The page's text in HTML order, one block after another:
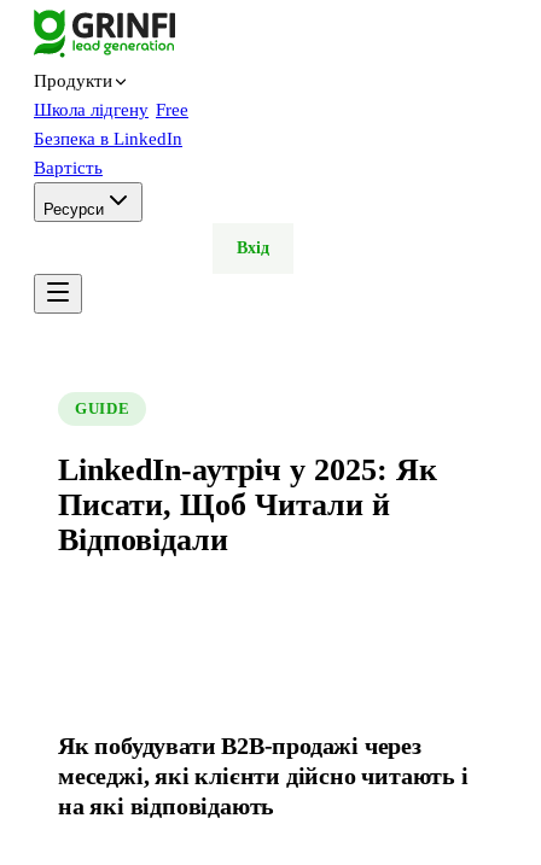
Продукти
Школа лідгену Free
Безпека в LinkedIn
Вартість
Ресурси
Вхід
GUIDE
LinkedIn-аутріч у 2025: Як
Писати, Щоб Читали й
Відповідали
Як побудувати B2B-продажі через
меседжі, які клієнти дійсно читають і
на які відповідають